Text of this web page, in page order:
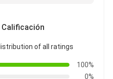
Calificación
of all ratings
100%
0%